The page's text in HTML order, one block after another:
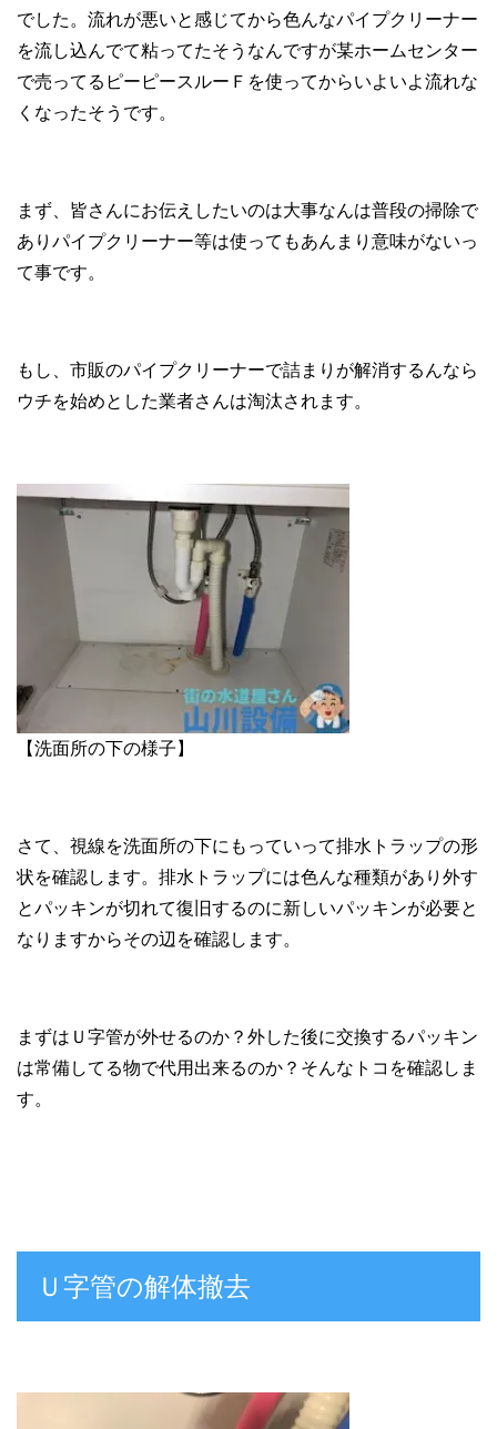
でした。流れが悪いと感じてから色んなパイプクリーナー
を流し込んでて粘ってたそうなんですが某ホームセンター
で売ってるピーピースルーＦを使ってからいよいよ流れな
くなったそうです。
まず、皆さんにお伝えしたいのは大事なんは普段の掃除で
ありパイプクリーナー等は使ってもあんまり意味がないっ
て事です。
もし、市販のパイプクリーナーで詰まりが解消するんなら
ウチを始めとした業者さんは淘汰されます。
【洗面所の下の様子】
さて、視線を洗面所の下にもっていって排水トラップの形
状を確認します。排水トラップには色んな種類があり外す
とパッキンが切れて復旧するのに新しいパッキンが必要と
なりますからその辺を確認します。
まずはＵ字管が外せるのか？外した後に交換するパッキン
は常備してる物で代用出来るのか？そんなトコを確認しま
す。
Ｕ字管の解体撤去